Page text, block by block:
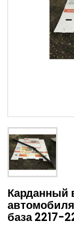
Карданный
база 2217-